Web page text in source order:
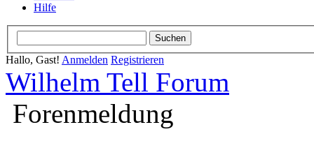
Hilfe
Hallo, Gast! Anmelden Registrieren
Wilhelm Tell Forum
Forenmeldung